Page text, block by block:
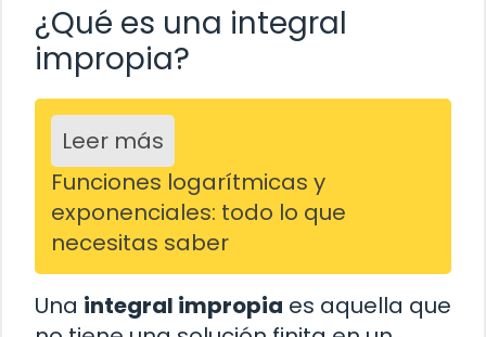
¿Qué es una integral
impropia?
Leer más
Funciones logarítmicas y
exponenciales: todo lo que
necesitas saber
Una integral impropia es aquella que